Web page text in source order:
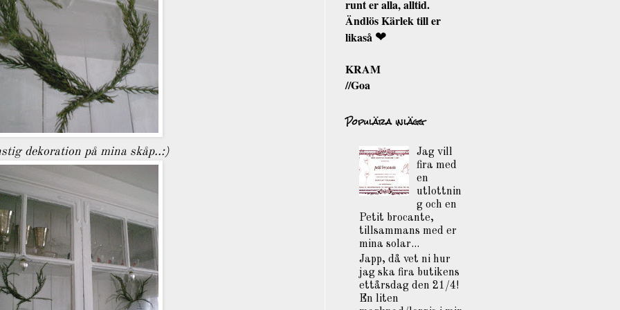
dekoration på mina skåp..:)
runt er alla, alltid.
Ändlös Kärlek till er
likaså ❤
KRAM
//Goa
Populära inlägg
Jag vill
fira med
en
utlottnin
g och en
Petit brocante,
tillsammans med er
mina solar...
Japp, då vet ni hur
jag ska fira butikens
ettårsdag den 21/4!
En liten